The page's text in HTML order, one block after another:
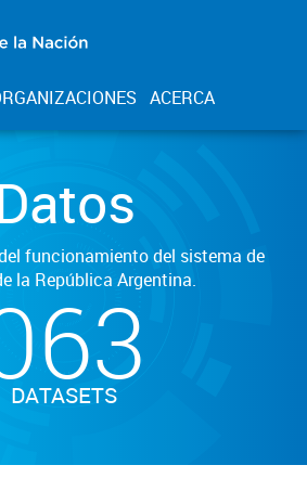
ACERCA
funcionamiento del sistema de
la República Argentina.
DATASETS